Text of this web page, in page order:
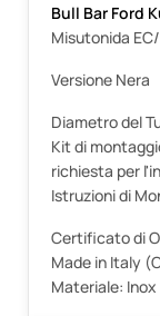
Bull Bar Ford
Misutonida
Versione Nera
Diametro del
Kit di
richiesta per
Istruzioni di
Certificato di
Made in Italy
Materiale: Inox